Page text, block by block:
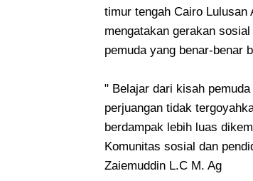
timur tengah Cairo
mengatakan gerakan
pemuda yang benar-benar
" Belajar dari kisah
perjuangan tidak
berdampak lebih luas
Komunitas sosial dan
Zaiemuddin L.C M. Ag